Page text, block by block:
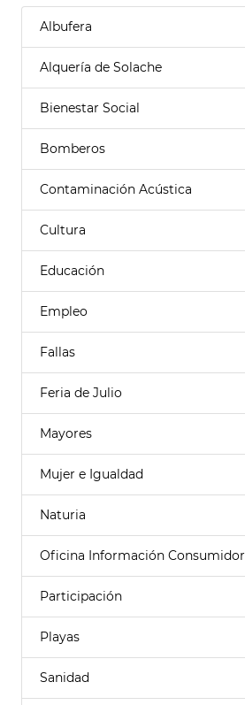
Albufera
Alquería de Solache
Bienestar Social
Bomberos
Contaminación Acústica
Cultura
Educación
Empleo
Fallas
Feria de Julio
Mayores
Mujer e Igualdad
Naturia
Oficina Información Consumidor
Participación
Playas
Sanidad